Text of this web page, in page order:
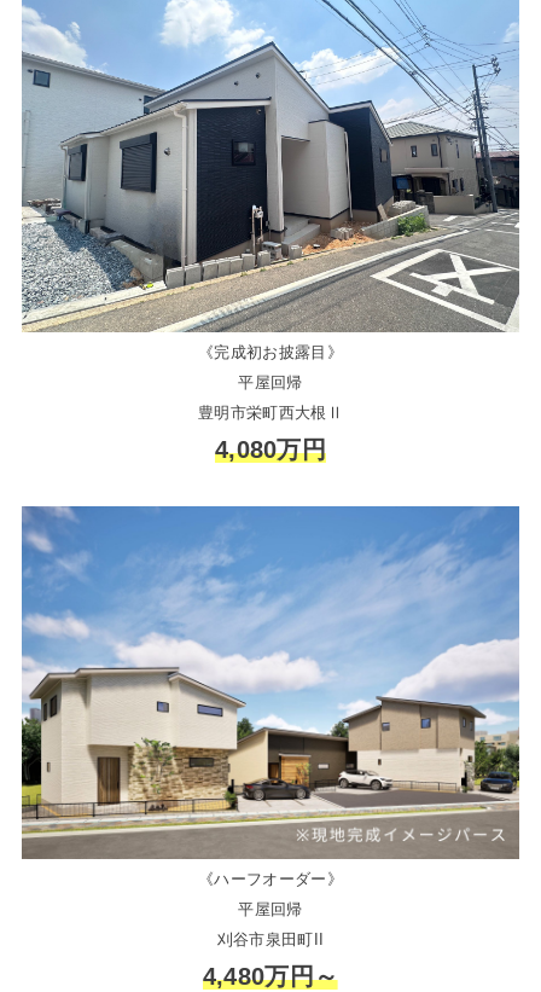
《完成初お披露目》
平屋回帰
豊明市栄町西大根Ⅱ
4,080万円
《ハーフオーダー》
平屋回帰
刈谷市泉田町II
4,480万円～